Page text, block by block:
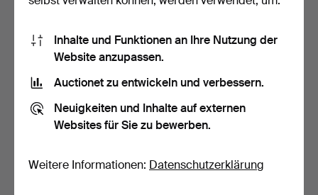
KAMERAS, Objektiv, Stativ,
Blitz, Tasche u…
GLASPLATTEN,
Hälsingland, 34 Stück,
Inhalte und Funktionen an Ihre Nutzung der
Website anzupassen.
Auctionet zu entwickeln und verbessern.
Neuigkeiten und Inhalte auf externen
Websites für Sie zu bewerben.
Weitere Informationen: Datenschutzerklärung